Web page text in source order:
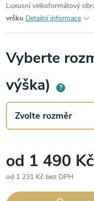
Luxusní velkoformátový
vršku Detailní informace
Vyberte
výška)
?
od 1 490 Kč
od 1 231 Kč bez DPH